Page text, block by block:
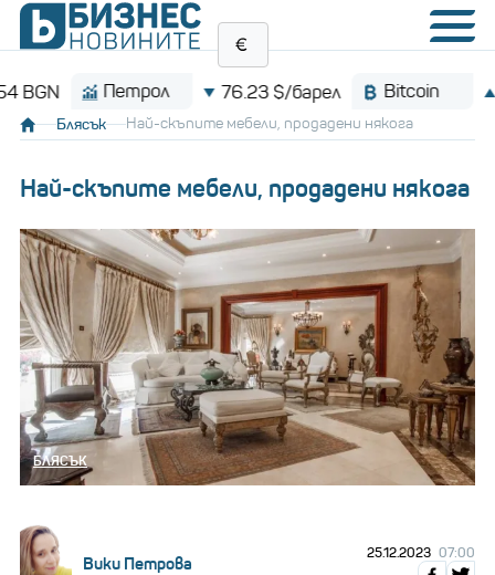
76.23 $/барел Bitcoin $64,722.1
Блясък Най-скъпите мебели, продадени някога
Най-скъпите мебели, продадени някога
БЛЯСЪК
Вики Петрова 25.12.2023 07:00